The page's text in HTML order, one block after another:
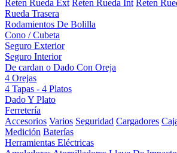
Reten Rueda Ext Reten Rueda Int Reten
Rueda Trasera
Rodamientos De Bolilla
Cono / Cubeta
Seguro Exterior
Seguro Interior
De cardan o Dado Con Oreja
4 Orejas
4 Tapas - 4 Platos
Dado Y Plato
Ferretería
Accesorios Varios Seguridad Cargadores
Medición Baterías
Herramientas Eléctricas